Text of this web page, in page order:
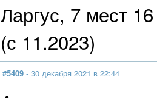
Ларгус, 7 мест
(с 11.2023)
#5409 - 30 декабря 2021 в 22:44